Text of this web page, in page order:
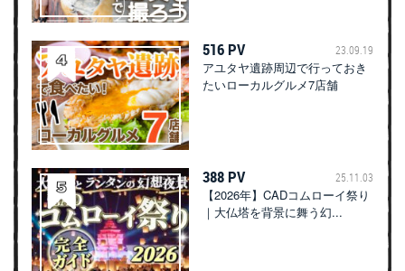
516 PV 23.09.19
アユタヤ遺跡周辺で行っておき
たいローカルグルメ7店舗
388 PV 25.11.03
【2026年】CADコムローイ祭り
｜大仏塔を背景に舞う幻...